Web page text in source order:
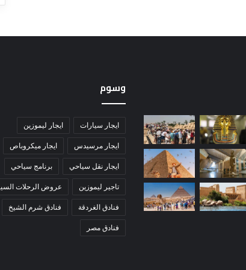
وسوم
ايجار سيارات ايجار ليموزين
ايجار مرسيدس ايجار ميكروباص
ايجار نقل سياحي برنامج سياحي
تاجير ليموزين عروض الرحلات
فنادق الغردقة فنادق شرم الشيخ
فنادق مصر